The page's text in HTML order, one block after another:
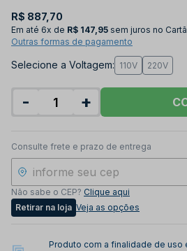
R$ 887,70
Em até 6x de R$ 147,95 sem juros no
Outras formas de pagamento
Selecione a Voltagem: 110V 220V
- +
Consulte frete e prazo de entrega
Não sabe o CEP? Clique aqui
Retirar na loja Veja as opções
Produto com a finalidade de uso